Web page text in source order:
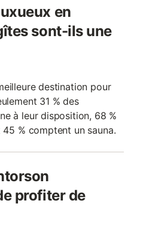
en
sont-ils une
destination pour
31 % des
à leur disposition, 68 %
% comptent un sauna.
profiter de